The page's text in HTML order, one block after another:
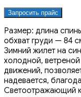
Запросить прайс
Размер: длина
обхват груди — 84
Зимний жилет на
холодной,
движений,
надевается,
Светоотражающий